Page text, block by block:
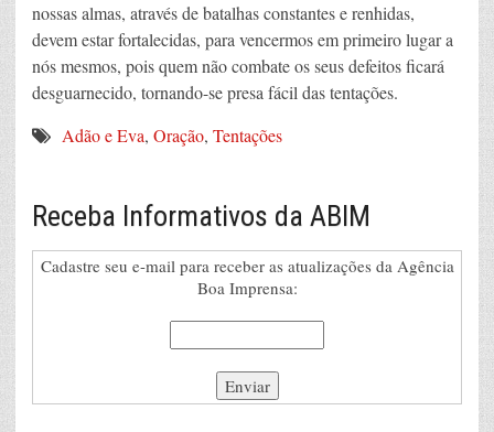
nossas almas, através de batalhas constantes e renhidas,
devem estar fortalecidas, para vencermos em primeiro lugar a
nós mesmos, pois quem não combate os seus defeitos ficará
desguarnecido, tornando-se presa fácil das tentações.
Adão e Eva, Oração, Tentações
Receba Informativos da ABIM
Cadastre seu e-mail para receber as atualizações da Agência
Boa Imprensa: